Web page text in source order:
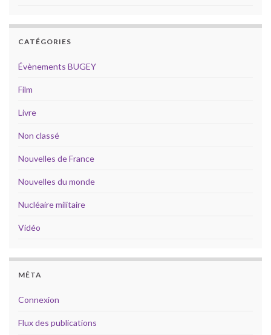
CATÉGORIES
Évènements BUGEY
Film
Livre
Non classé
Nouvelles de France
Nouvelles du monde
Nucléaire militaire
Vidéo
MÉTA
Connexion
Flux des publications